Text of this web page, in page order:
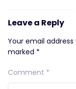
Leave a Reply
Your email
marked *
Comment *